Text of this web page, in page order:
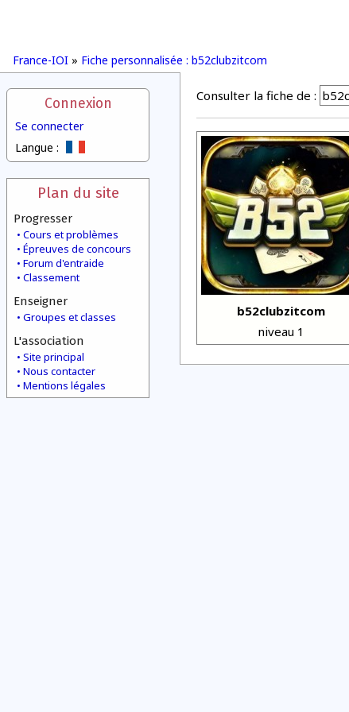
France-IOI » Fiche personnalisée : b52clubzitcom
Connexion
Se connecter
Langue :
Plan du site
Progresser
Cours et problèmes
Épreuves de concours
Forum d'entraide
Classement
Enseigner
Groupes et classes
L'association
Site principal
Nous contacter
Mentions légales
Consulter la fiche de :
b52clubzitcom
niveau 1